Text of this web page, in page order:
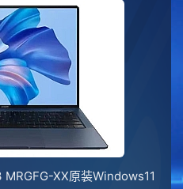
XX原装Windows11